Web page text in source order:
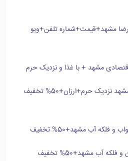
مشهد+قیمت+شماره تلفن+ویو
اقتصادی مشهد + با غذا و نزدیک حرم
حرم+ارزان+50% تخفیف
فلکه آب مشهد+50% تخفیف
آب مشهد+50% تخفیف